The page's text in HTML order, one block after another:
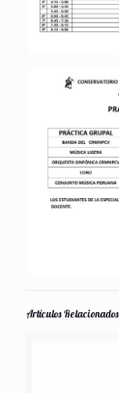
Artículos Relacionados